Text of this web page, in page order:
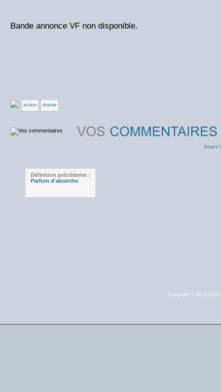
Bande annonce VF non disponible.
action drame
Soyez
Définition précédente :
Parfum d'absinthe
Copyright © 2011-